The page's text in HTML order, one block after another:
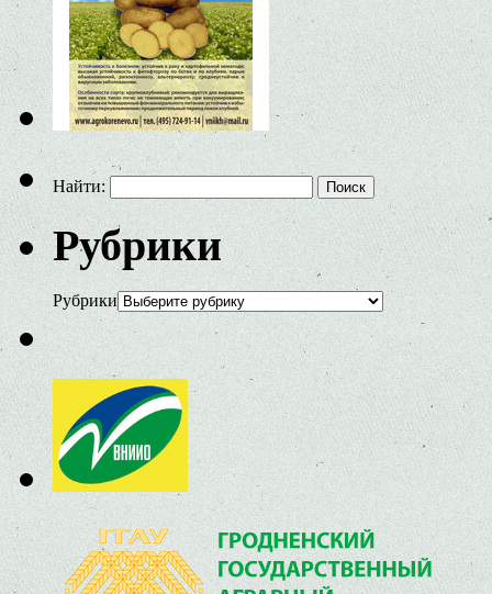
Найти:
Рубрики
Рубрики